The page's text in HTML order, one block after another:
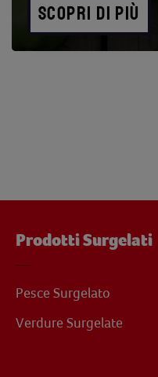
SCOPRI DI PIÙ
Prodotti Surgelati
Pesce Surgelato
Verdure Surgelate